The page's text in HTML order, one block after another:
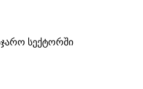
სექტორში